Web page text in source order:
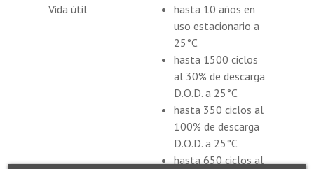
Vida útil
hasta 10 años en
uso estacionario a
25°C
hasta 1500 ciclos
al 30% de descarga
D.O.D. a 25°C
hasta 350 ciclos al
100% de descarga
D.O.D. a 25°C
hasta 650 ciclos al